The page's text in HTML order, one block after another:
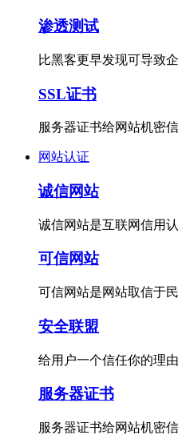
渗透测试
比黑客更早发现可导致
SSL证书
服务器证书给网站机密
网站认证
诚信网站
诚信网站是互联网信用
可信网站
可信网站是网站取信于
安全联盟
给用户一个信任你的理由
服务器证书
服务器证书给网站机密